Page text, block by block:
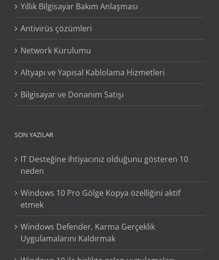
Yıllık Bilgisayar Bakım Anlaşması
Antivirüs çözümleri
Network Kurulumu
Altyapı ve Yapısal Kablolama Hizmetleri
Bilgisayar ve Donanım Satışı
SON YAZILAR
IT Desteğine ihtiyacınız olduğunu gösteren 10
neden
Windows 10 Pro Gölge Kopya özelliğini aktif
etmek
Windows Defender, Karma Gerçeklik
Uygulamalarını Kaldırmak